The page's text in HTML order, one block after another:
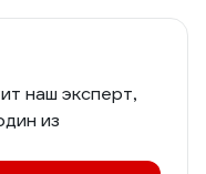
наш эксперт,
из